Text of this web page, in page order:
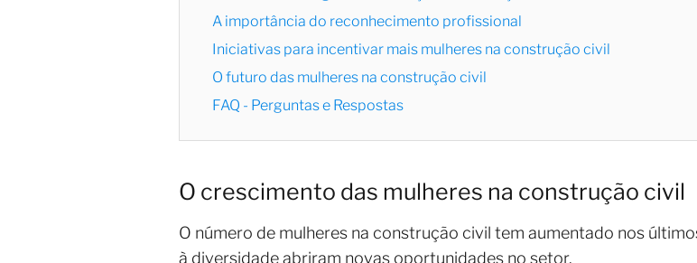
A importância do reconhecimento profissional
Iniciativas para incentivar mais mulheres na construção civil
O futuro das mulheres na construção civil
FAQ - Perguntas e Respostas
O crescimento das mulheres na construção civil
O número de mulheres na construção civil tem aumentado nos
à diversidade abriram novas oportunidades no setor.